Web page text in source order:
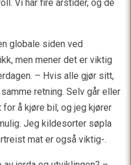
Vi har fire årstider, og de
globale siden ved
men mener det er viktig
– Hvis alle gjør sitt,
retning. Selv går eller
å kjøre bil, og jeg kjører
Jeg kildesorter søpla
mat er også viktig-.